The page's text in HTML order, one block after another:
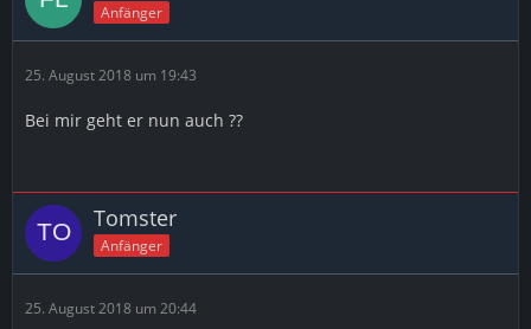
Anfänger
25. August 2018 um 19:43
Bei mir geht er nun auch ??
Tomster
Anfänger
25. August 2018 um 20:44